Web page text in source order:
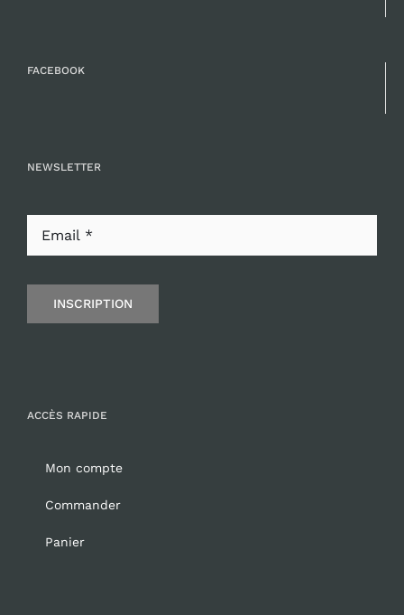
FACEBOOK
NEWSLETTER
INSCRIPTION
ACCÈS RAPIDE
Mon compte
Commander
Panier